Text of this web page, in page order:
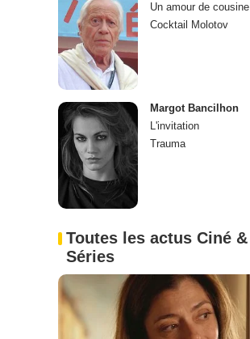
Un amour de cousine
Cocktail Molotov
Margot Bancilhon
L'invitation
Trauma
Toutes les actus Ciné &
Séries